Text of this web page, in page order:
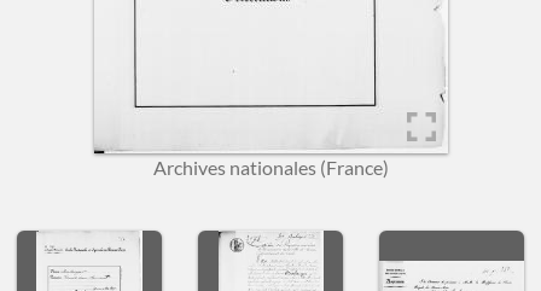
Archives nationales (France)